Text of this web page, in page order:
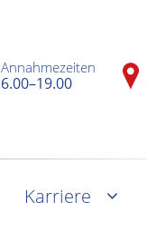
Annahmezeiten
6.00–19.00
Karriere